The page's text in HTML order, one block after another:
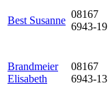
Best Susanne
08167
6943-19
Brandmeier
Elisabeth
08167
6943-13